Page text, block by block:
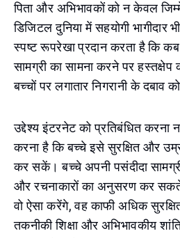
पिता और अभिभावकों को न केवल
डिजिटल दुनिया में सहयोगी भागीदार
स्पष्ट रूपरेखा प्रदान करता है कि
सामग्री का सामना करने पर हस्तक्षेप
बच्चों पर लगातार निगरानी के दबाव
उद्देश्य इंटरनेट को प्रतिबंधित करना
करना है कि बच्चे इसे सुरक्षित और
कर सकें। बच्चे अपनी पसंदीदा
और रचनाकारों का अनुसरण कर
वो ऐसा करेंगे, वह काफी अधिक
तकनीकी शिक्षा और अभिभावकीय